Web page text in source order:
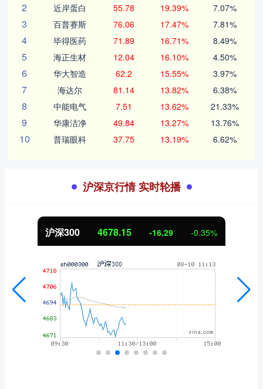
2 近岸蛋白 55.78 19.39% 7.07%
3 百普赛斯 76.06 17.47% 7.81%
4 毕得医药 71.89 16.71% 8.49%
5 海正生材 12.04 16.10% 4.50%
6 华大智造 62.2 15.55% 3.97%
7 海达尔 81.14 13.82% 6.38%
8 中能电气 7.51 13.62% 21.33%
9 华康洁净 49.84 13.27% 13.76%
10 普瑞眼科 37.75 13.19% 6.62%
沪深京行情 实时轮播
沪深300 4678.15 -16.29 -0.35%